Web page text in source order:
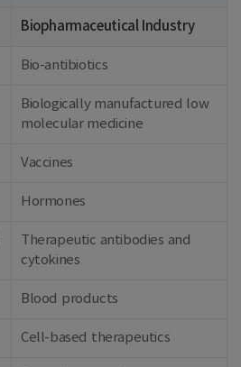
Biopharmaceutical Industry
Bio-antibiotics
Biologically manufactured low
molecular medicine
Vaccines
Hormones
Therapeutic antibodies and
cytokines
Blood products
Cell-based therapeutics